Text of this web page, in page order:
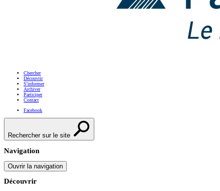
Chercher
Découvrir
S'informer
Archiver
Participer
Contact
Facebook
Rechercher sur le site
Navigation
Ouvrir la navigation
Découvrir